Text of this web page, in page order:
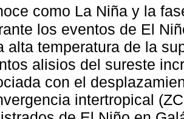
como La Niña y la
los eventos de El
alta temperatura de la
alisios del sureste
con el
intertropical